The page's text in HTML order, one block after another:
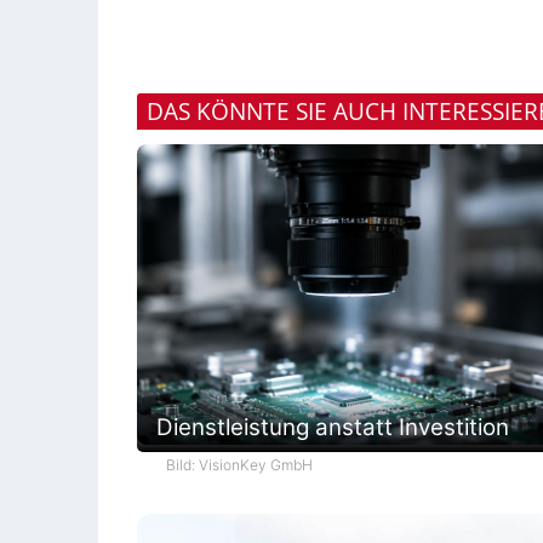
DAS KÖNNTE SIE AUCH
Dienstleistung anstatt Investition
Bild: VisionKey GmbH